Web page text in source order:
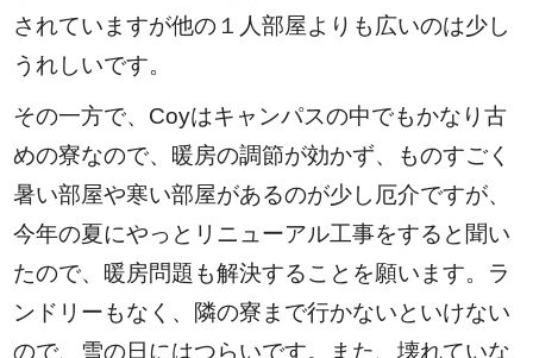
されていますが他の１人部屋よりも広いのは少し
うれしいです。
その一方で、Coyはキャンパスの中でもかなり古
めの寮なので、暖房の調節が効かず、ものすごく
暑い部屋や寒い部屋があるのが少し厄介ですが、
今年の夏にやっとリニューアル工事をすると聞い
たので、暖房問題も解決することを願います。ラ
ンドリーもなく、隣の寮まで行かないといけない
ので、雪の日にはつらいです。また、壊れていな